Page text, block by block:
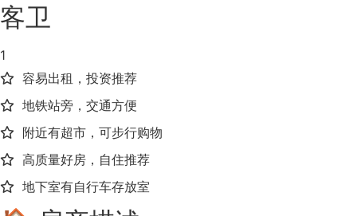
客卫
1
容易出租，投资推荐
地铁站旁，交通方便
附近有超市，可步行购物
高质量好房，自住推荐
地下室有自行车存放室